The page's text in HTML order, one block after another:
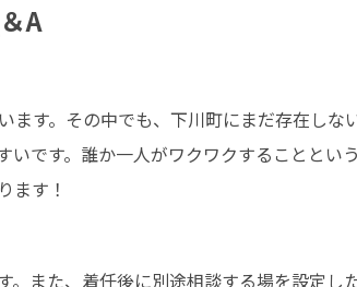
A
す。その中でも、下川町にまだ存在しな
です。誰か一人がワクワクすることとい
ます！
また、着任後に別途相談する場を設定し